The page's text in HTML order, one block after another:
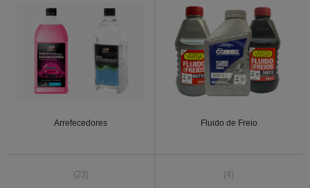
Arrefecedores Fluido de Freio
(23) (4)